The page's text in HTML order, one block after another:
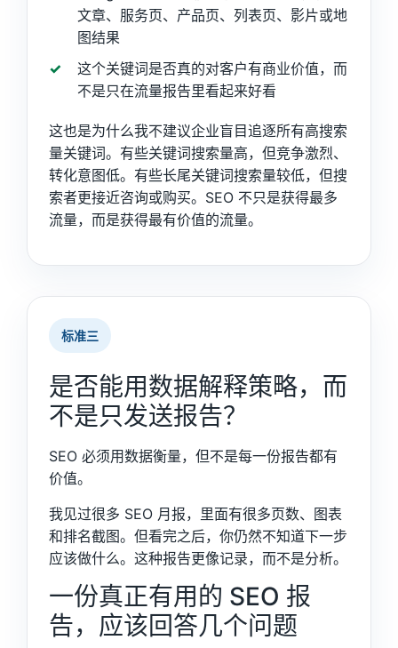
文章、服务页、产品页、列表页、影片或地
图结果
这个关键词是否真的对客户有商业价值，而
不是只在流量报告里看起来好看
这也是为什么我不建议企业盲目追逐所有高搜索
量关键词。有些关键词搜索量高，但竞争激烈、
转化意图低。有些长尾关键词搜索量较低，但搜
索者更接近咨询或购买。SEO 不只是获得最多
流量，而是获得最有价值的流量。
标准三
是否能用数据解释策略，而
不是只发送报告？
SEO 必须用数据衡量，但不是每一份报告都有
价值。
我见过很多 SEO 月报，里面有很多页数、图表
和排名截图。但看完之后，你仍然不知道下一步
应该做什么。这种报告更像记录，而不是分析。
一份真正有用的 SEO 报
告，应该回答几个问题